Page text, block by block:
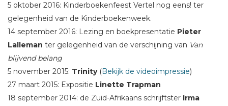
5 oktober 2016: Kinderboekenfeest Vertel nog eens! ter
gelegenheid van de Kinderboekenweek.
14 september 2016: Lezing en boekpresentatie Pieter
Lalleman ter gelegenheid van de verschijning van Van
blijvend belang
5 november 2015: Trinity(Bekijk de videoimpressie)
27 maart 2015: Expositie Linette Trapman
18 september 2014: de Zuid-Afrikaans schrijftster Irma